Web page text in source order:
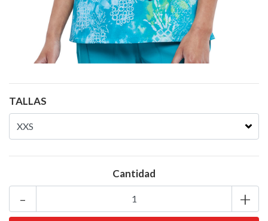
TALLAS
Cantidad
+
-